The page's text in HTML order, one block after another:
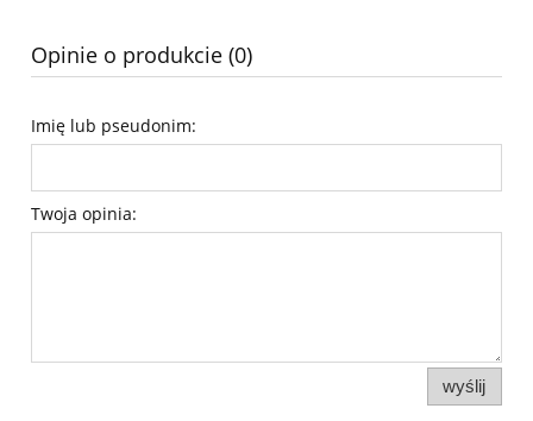
Opinie o produkcie (0)
Imię lub pseudonim:
Twoja opinia:
wyślij